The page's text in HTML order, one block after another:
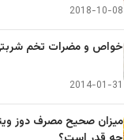
2018-10-08
خواص و مضرات تخم
2014-01-31